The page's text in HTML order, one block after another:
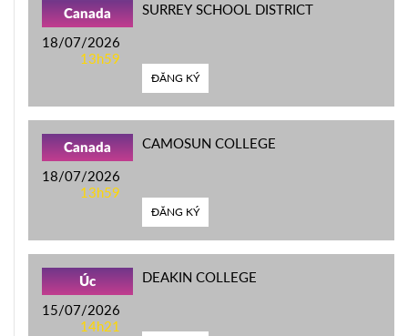
Canada
18/07/2026
13h59
SURREY SCHOOL DISTRICT
ĐĂNG KÝ
Canada
18/07/2026
13h59
CAMOSUN COLLEGE
ĐĂNG KÝ
Úc
15/07/2026
14h21
DEAKIN COLLEGE